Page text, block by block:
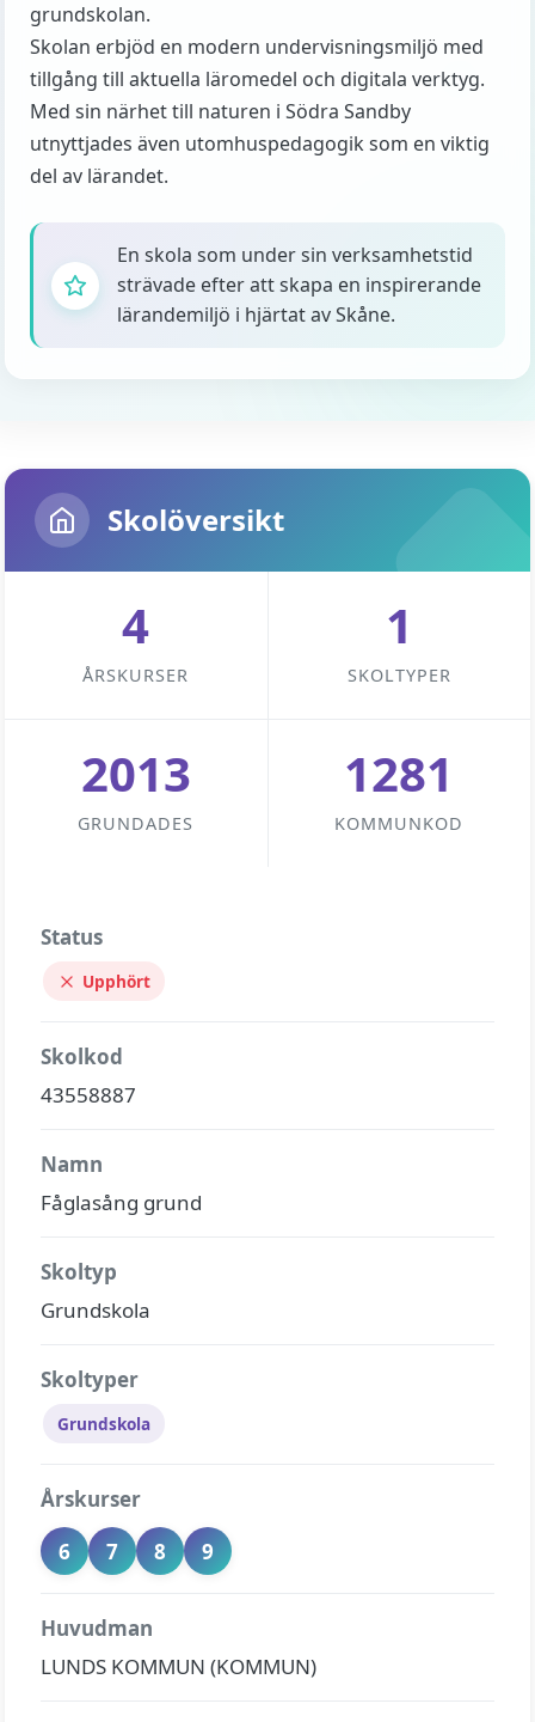
grundskolan.
Skolan erbjöd en modern undervisningsmiljö med
tillgång till aktuella läromedel och digitala verktyg.
Med sin närhet till naturen i Södra Sandby
utnyttjades även utomhuspedagogik som en viktig
del av lärandet.
En skola som under sin verksamhetstid
strävade efter att skapa en inspirerande
lärandemiljö i hjärtat av Skåne.
Skolöversikt
4
ÅRSKURSER
1
SKOLTYPER
2013
GRUNDADES
1281
KOMMUNKOD
Status
Upphört
Skolkod
43558887
Namn
Fåglasång grund
Skoltyp
Grundskola
Skoltyper
Grundskola
Årskurser
6
7 8 9
Huvudman
LUNDS KOMMUN (KOMMUN)